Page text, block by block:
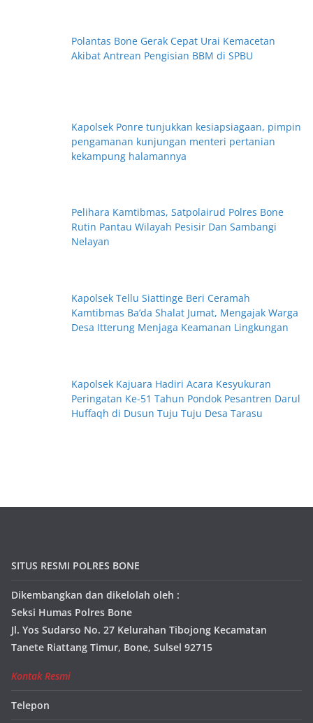
Polantas Bone Gerak Cepat Urai Kemacetan
Akibat Antrean Pengisian BBM di SPBU
Kapolsek Ponre tunjukkan kesiapsiagaan, pimpin
pengamanan kunjungan menteri pertanian
kekampung halamannya
Pelihara Kamtibmas, Satpolairud Polres Bone
Rutin Pantau Wilayah Pesisir Dan Sambangi
Nelayan
Kapolsek Tellu Siattinge Beri Ceramah
Kamtibmas Ba’da Shalat Jumat, Mengajak Warga
Desa Itterung Menjaga Keamanan Lingkungan
Kapolsek Kajuara Hadiri Acara Kesyukuran
Peringatan Ke-51 Tahun Pondok Pesantren Darul
Huffaqh di Dusun Tuju Tuju Desa Tarasu
SITUS RESMI POLRES BONE
Dikembangkan dan dikelolah oleh :
Seksi Humas Polres Bone
Jl. Yos Sudarso No. 27 Kelurahan Tibojong Kecamatan
Tanete Riattang Timur, Bone, Sulsel 92715
Kontak Resmi
Telepon